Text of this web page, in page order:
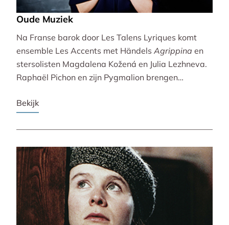
Oude Muziek
Na Franse barok door Les Talens Lyriques komt
ensemble Les Accents met Händels Agrippina en
stersolisten Magdalena Kožená en Julia Lezhneva.
Raphaël Pichon en zijn Pygmalion brengen
Bachvereniging en blokfluitiste Lucie Horsch spelen
Wantenaar, op historische instrumenten! De serie
Andrea Marcon.
Bekijk